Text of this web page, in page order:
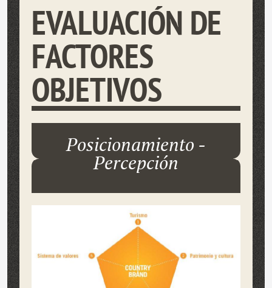
EVALUACIÓN DE
FACTORES
OBJETIVOS
Posicionamiento -
Percepción